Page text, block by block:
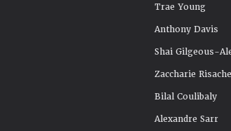
Trae Young
Anthony Davis
Shai Gilgeous-
Zaccharie
Bilal Coulibaly
Alexandre Sarr